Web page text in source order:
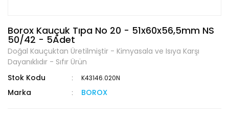
Borox Kauçuk Tıpa No 20 - 51x60x56,5mm NS
50/42 - 5Adet
Doğal Kauçuktan Üretilmiştir - Kimyasala ve Isıya Karşı
Dayanıklıdır - Sıfır Ürün
Stok Kodu
K43146.020N
Marka BOROX